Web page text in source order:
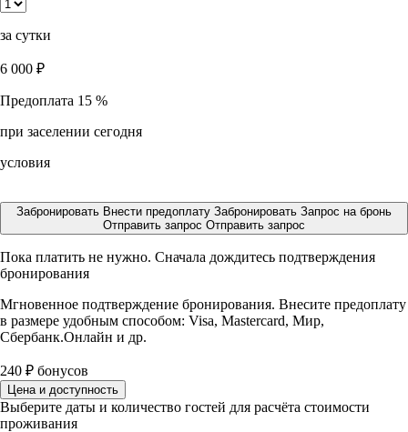
за сутки
6 000 ₽
Предоплата 15 %
при заселении сегодня
условия
Забронировать Внести предоплату Забронировать Запрос на бронь
Отправить запрос Отправить запрос
Пока платить не нужно. Сначала дождитесь подтверждения
бронирования
Мгновенное подтверждение бронирования. Внесите предоплату
в размере удобным способом: Visa, Mastercard, Мир,
Сбербанк.Онлайн и др.
240 ₽ бонусов
Цена и доступность
Выберите даты и количество гостей для расчёта стоимости
проживания